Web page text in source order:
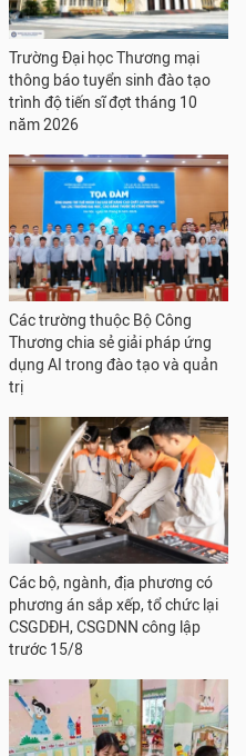
Trường Đại học Thương mại
thông báo tuyển sinh đào tạo
trình độ tiến sĩ đợt tháng 10
năm 2026
Các trường thuộc Bộ Công
Thương chia sẻ giải pháp ứng
dụng AI trong đào tạo và quản
trị
Các bộ, ngành, địa phương có
phương án sắp xếp, tổ chức lại
CSGDĐH, CSGDNN công lập
trước 15/8